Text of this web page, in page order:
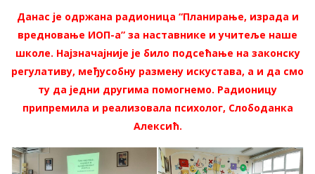
Данас је одржана радионица “Планирање, израда и
вредновање ИОП-а” за наставнике и учитеље наше
школе. Најзначајније је било подсећање на законску
регулативу, међусобну размену искустава, а и да смо
ту да једни другима помогнемо. Радионицу
припремила и реализовала психолог, Слободанка
Алексић.